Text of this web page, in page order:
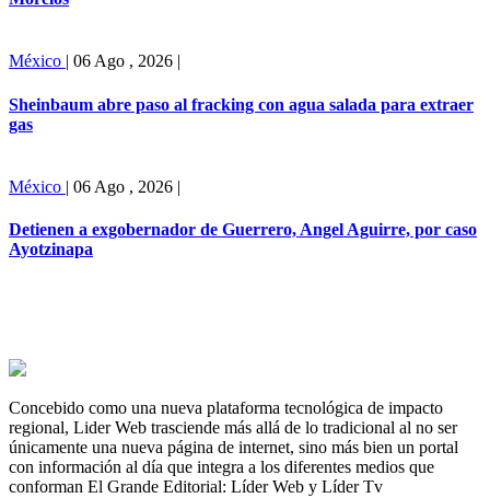
México | 06 Ago , 2026 |
Sheinbaum abre paso al fracking con agua salada para extraer
gas
México | 06 Ago , 2026 |
Detienen a exgobernador de Guerrero, Angel Aguirre, por caso
Ayotzinapa
Concebido como una nueva plataforma tecnológica de impacto
regional, Lider Web trasciende más allá de lo tradicional al no ser
únicamente una nueva página de internet, sino más bien un portal
con información al día que integra a los diferentes medios que
conforman El Grande Editorial: Líder Web y Líder Tv